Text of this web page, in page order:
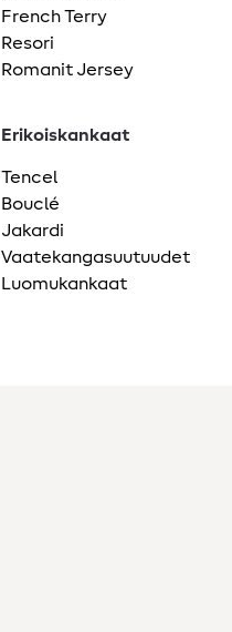
French Terry
Resori
Romanit Jersey
Erikoiskankaat
Tencel
Bouclé
Jakardi
Vaatekangasuutuudet
Luomukankaat